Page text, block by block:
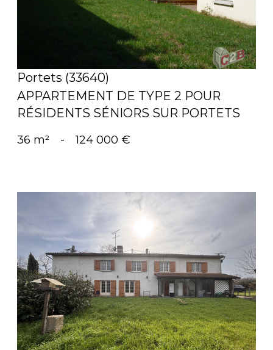
Portets (33640)
APPARTEMENT DE TYPE 2 POUR
RÉSIDENTS SÉNIORS SUR PORTETS
36 m² - 124 000 €
voir le bien